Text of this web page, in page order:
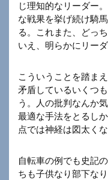
じ理知的なリーダー
な戦果を挙げ続け騎
る。これまた、どっ
いえ、明らかにリー
こういうことを踏ま
矛盾しているいくつ
う。人の批判なんか
最適な手法をとるし
点では神経は図太く
自転車の例でも史記
ちも子供なり部下な